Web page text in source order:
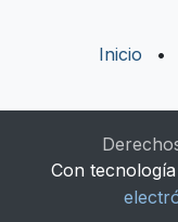
Inicio •
Con tecnología